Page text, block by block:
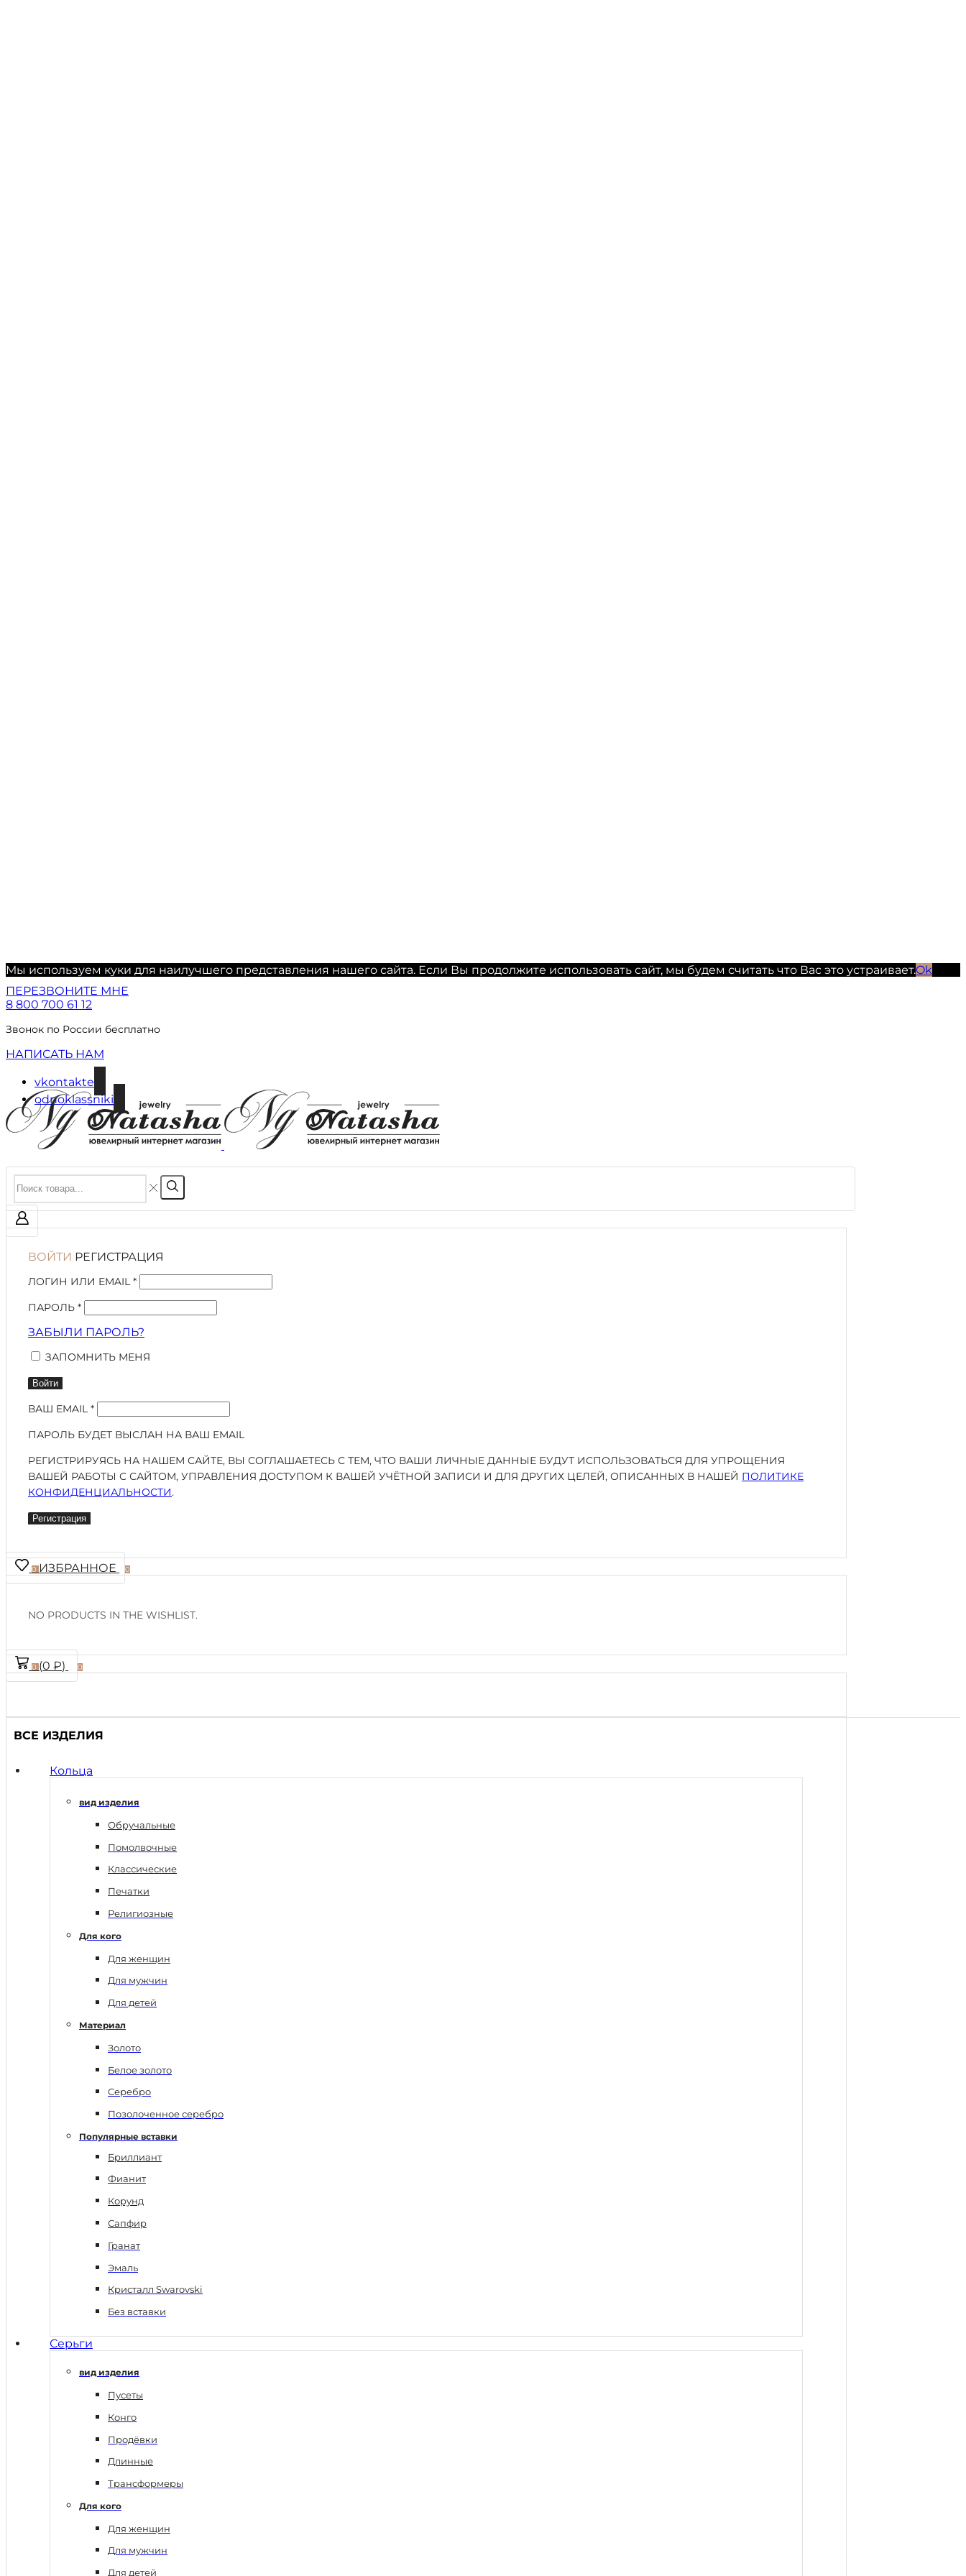
Мы используем куки для наилучшего представления нашего сайта. Если Вы продолжите использовать сайт, мы будем считать что Вас это устраивает.Ok
ПЕРЕЗВОНИТЕ МНЕ
8 800 700 61 12
Звонок по России бесплатно
НАПИСАТЬ НАМ
vkontakte
odnoklassniki
ВОЙТИ РЕГИСТРАЦИЯ
ЛОГИН ИЛИ EMAIL*
ПАРОЛЬ *
ЗАБЫЛИ ПАРОЛЬ?
ЗАПОМНИТЬ МЕНЯ
Войти
ВАШ EMAIL*
ПАРОЛЬ БУДЕТ ВЫСЛАН НА ВАШ EMAIL
РЕГИСТРИРУЯСЬ НА НАШЕМ САЙТЕ, ВЫ СОГЛАШАЕТЕСЬ С ТЕМ, ЧТО ВАШИ ЛИЧНЫЕ ДАННЫЕ БУДУТ ИСПОЛЬЗОВАТЬСЯ ДЛЯ УПРОЩЕНИЯ
ВАШЕЙ РАБОТЫ С САЙТОМ, УПРАВЛЕНИЯ ДОСТУПОМ К ВАШЕЙ УЧЁТНОЙ ЗАПИСИ И ДЛЯ ДРУГИХ ЦЕЛЕЙ, ОПИСАННЫХ В НАШЕЙ ПОЛИТИКЕ
КОНФИДЕНЦИАЛЬНОСТИ.
Регистрация
0 ИЗБРАННОЕ 0
NO PRODUCTS IN THE WISHLIST.
0 (0₽) 0
ВСЕ ИЗДЕЛИЯ
Кольца
вид изделия
Обручальные
Помолвочные
Классические
Печатки
Религиозные
Для кого
Для женщин
Для мужчин
Для детей
Материал
Золото
Белое золото
Серебро
Позолоченное серебро
Популярные вставки
Бриллиант
Фианит
Корунд
Сапфир
Гранат
Эмаль
Кристалл Swarovski
Без вставки
Серьги
вид изделия
Пусеты
Конго
Продёвки
Длинные
Трансформеры
Для кого
Для женщин
Для мужчин
Для детей